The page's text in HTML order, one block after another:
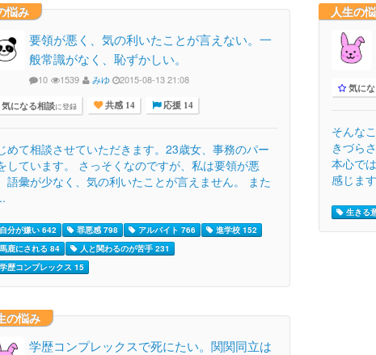
悩み
要領が悪く、気の利いたことが言えない。一
般常識がなく、恥ずかしい。
10 1539 みゆ 2015-08-13 21:08
気になる相談に登録 共感 14 応援 14
めて相談させていただきます。23歳女、事務のパー
しています。 さっそくなのですが、私は要領が悪
語彙が少なく、気の利いたことが言えません。 また
分が嫌い 642 罪悪感 798 アルバイト 766
進学校 152
鹿にされる 84
人と関わるのが苦手 231
歴コンプレックス 15
人生の
気に
そんな
きづら
本心で
感じま
生きる
の悩み
学歴コンプレックスで死にたい。関関同立は